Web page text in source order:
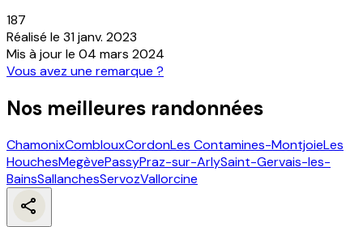
187
Réalisé le 31 janv. 2023
Mis à jour le 04 mars 2024
Vous avez une remarque ?
Nos meilleures randonnées
ChamonixComblouxCordonLes Contamines-MontjoieLes
HouchesMegèvePassyPraz-sur-ArlySaint-Gervais-les-
BainsSallanchesServozVallorcine